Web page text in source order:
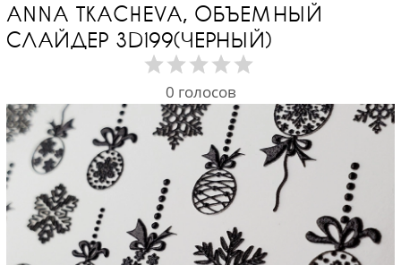
ANNA TKACHEVA, ОБЪЕМНЫЙ
СЛАЙДЕР 3D199(ЧЕРНЫЙ)
0 голосов